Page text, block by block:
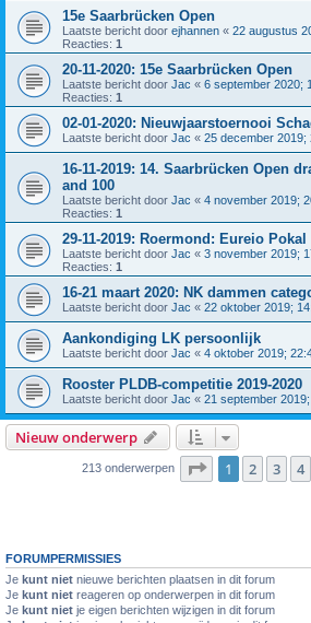
15e Saarbrücken Open
Laatste bericht door ejhannen « 22 augustus
Reacties: 1
20-11-2020: 15e Saarbrücken Open
Laatste bericht door Jac « 6 september 2020;
Reacties: 1
02-01-2020: Nieuwjaarstoernooi
Laatste bericht door Jac « 25 december 2019;
16-11-2019: 14. Saarbrücken Open
and 100
Laatste bericht door Jac « 4 november 2019;
Reacties: 1
29-11-2019: Roermond: Eureio Pokal
Laatste bericht door Jac « 3 november 2019;
Reacties: 1
16-21 maart 2020: NK dammen
Laatste bericht door Jac « 22 oktober 2019;
Aankondiging LK persoonlijk
Laatste bericht door Jac « 4 oktober 2019;
Rooster PLDB-competitie 2019-2020
Laatste bericht door Jac « 21 september 2019;
Nieuw onderwerp
213 onderwerpen Pagina van 22
1 2 3 4
FORUMPERMISSIES
Je kunt niet nieuwe berichten plaatsen in dit forum
Je kunt niet reageren op onderwerpen in dit forum
Je kunt niet je eigen berichten wijzigen in dit forum